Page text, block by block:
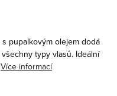
pupalkovým olejem dodá
typy vlasů. Ideální
Více informací